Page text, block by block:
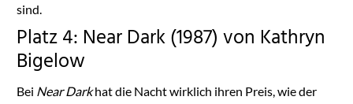
sind.
Platz 4: Near Dark (1987) von Kathryn
Bigelow
Bei Near Darkhat die Nacht wirklich ihren Preis, wie der